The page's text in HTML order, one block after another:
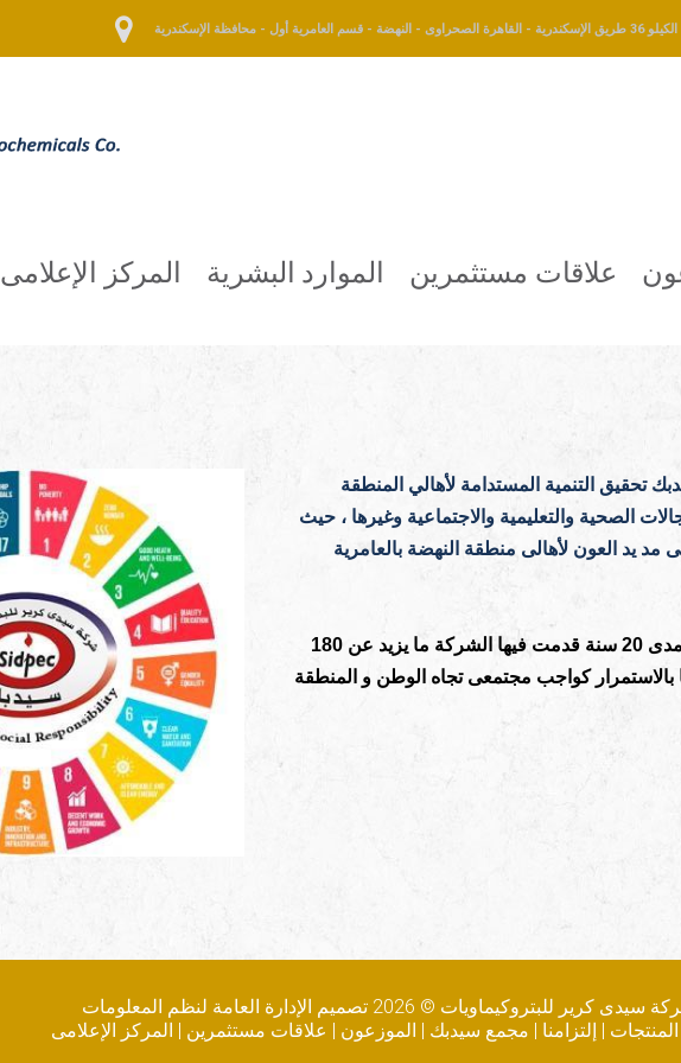
- محافظة الإسكندرية
المركز الإعلامى الموارد البشرية علاقات مستثمرين
تحقيق التنمية المستدامة لأهالي المنطقة
الصحية والتعليمية والاجتماعية وغيرها ، حيث
يد العون لأهالى منطقة النهضة بالعامرية
مدى
20 سنة قدمت فيها الشركة ما يزيد عن 180
كواجب مجتمعى تجاه الوطن و المنطقة
سيدى كرير للبتروكيماويات © 2026 تصميم الإدارة العامة لنظم المعلومات
المنتجات إلتزامنا مجمع سيدبك الموزعون علاقات مستثمرين المركز الإعلامى